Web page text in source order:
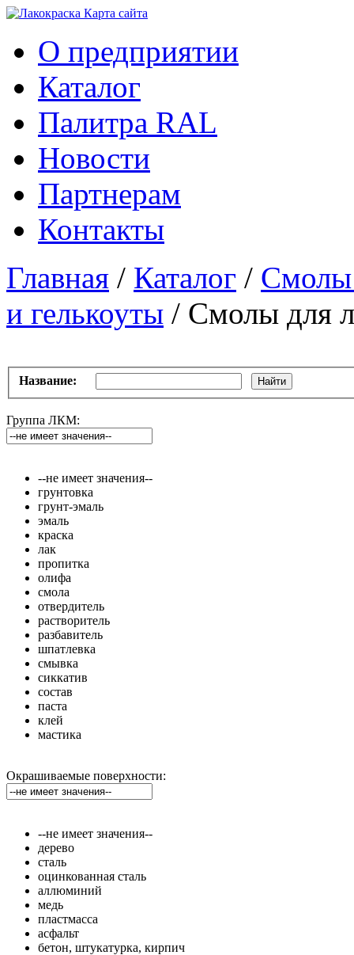
Карта сайтa
О предприятии
Каталог
Палитра RAL
Новости
Партнерам
Контакты
Главная / Каталог / Смолы
и гелькоуты / Смолы для
Название: Найти
Группа ЛКМ:
--не имеет значения--
грунтовка
грунт-эмаль
эмаль
краска
лак
пропитка
олифа
смола
отвердитель
растворитель
разбавитель
шпатлевка
смывка
сиккатив
состав
паста
клей
мастика
Окрашиваемые поверхности:
--не имеет значения--
дерево
сталь
оцинкованная сталь
аллюминий
медь
пластмасса
асфальт
бетон, штукатурка, кирпич